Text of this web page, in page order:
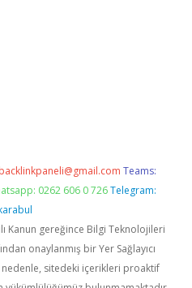
backlinkpaneli@gmail.com Teams:
0262 606 0 726 Telegram:
Kanun gereğince Bilgi Teknolojileri
onaylanmış bir Yer Sağlayıcı
sitedeki içerikleri proaktif